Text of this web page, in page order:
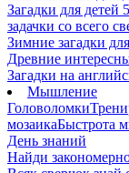
Загадки для
задачки со всего
Зимние загадки
Древние
Загадки на
Мышление
Головоломки
мозаикаБыстрота
День знаний
Найди